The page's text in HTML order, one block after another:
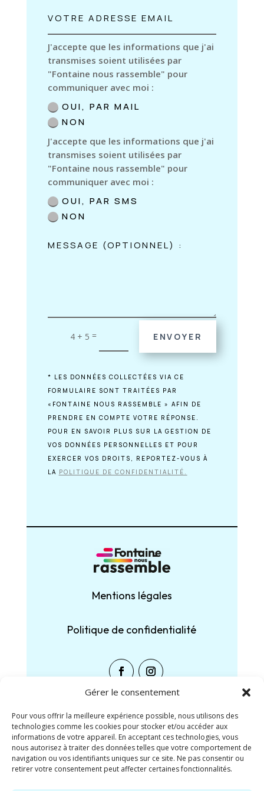
Gérer le consentement
Pour vous offrir la meilleure expérience possible, nous utilisons des
technologies comme les cookies pour stocker et/ou accéder aux
informations de votre appareil. En acceptant ces technologies, vous
nous autorisez à traiter des données telles que votre comportement de
navigation ou vos identifiants uniques sur ce site. Ne pas consentir ou
retirer votre consentement peut affecter certaines fonctionnalités.
J'accepte que les informations que j'ai
transmises soient utilisées par
"Fontaine nous rassemble" pour
communiquer avec moi :
OUI, PAR MAIL
NON
J'accepte que les informations que j'ai
transmises soient utilisées par
"Fontaine nous rassemble" pour
communiquer avec moi :
OUI, PAR SMS
NON
4 + 5 = ENVOYER
* LES DONNÉES COLLECTÉES VIA CE
FORMULAIRE SONT TRAITÉES PAR
«FONTAINE NOUS RASSEMBLE » AFIN DE
PRENDRE EN COMPTE VOTRE RÉPONSE.
POUR EN SAVOIR PLUS SUR LA GESTION DE
VOS DONNÉES PERSONNELLES ET POUR
EXERCER VOS DROITS, REPORTEZ-VOUS À
LA POLITIQUE DE CONFIDENTIALITÉ.
Mentions légales
Politique de confidentialité
Partager :
Facebook X